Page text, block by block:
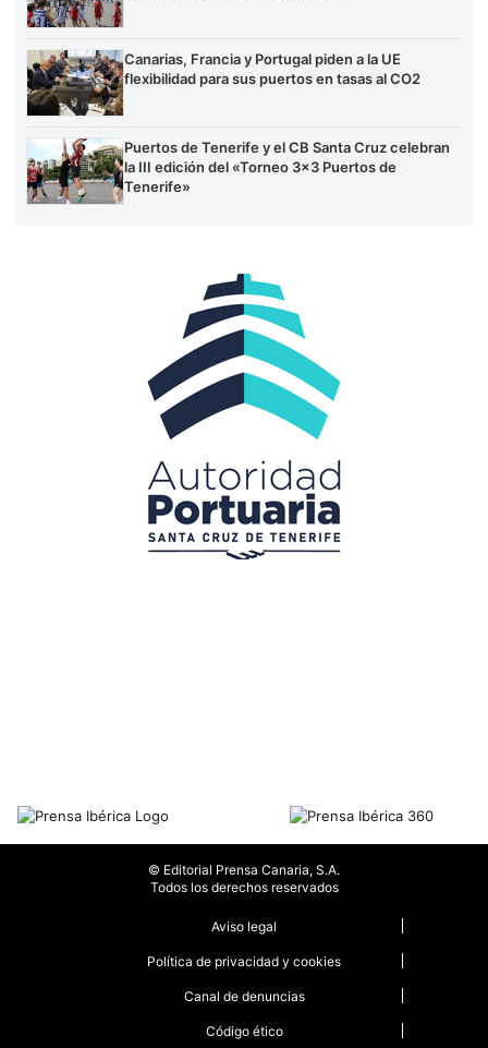
Canarias, Francia y Portugal piden a la UE
flexibilidad para sus puertos en tasas al CO2
Puertos de Tenerife y el CB Santa Cruz celebran
la III edición del «Torneo 3×3 Puertos de
Tenerife»
© Editorial Prensa Canaria, S.A.
Todos los derechos reservados
Aviso legal
Política de privacidad y cookies
Canal de denuncias
Código ético